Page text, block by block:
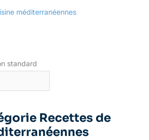
payés. Nous sommes
promettons que nous ne
méditerranéennes
Recettes de